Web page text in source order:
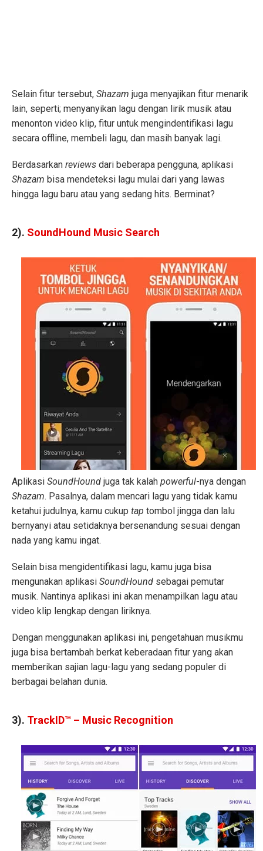
Selain fitur tersebut, Shazam juga menyajikan fitur menarik
lain, seperti; menyanyikan lagu dengan lirik musik atau
menonton video klip, fitur untuk mengindentifikasi lagu
secara offline, membeli lagu, dan masih banyak lagi.
Berdasarkan reviews dari beberapa pengguna, aplikasi
Shazam bisa mendeteksi lagu mulai dari yang lawas
hingga lagu baru atau yang sedang hits. Berminat?
2). SoundHound Music Search
Aplikasi SoundHound juga tak kalah powerful-nya dengan
Shazam. Pasalnya, dalam mencari lagu yang tidak kamu
ketahui judulnya, kamu cukup tap tombol jingga dan lalu
bernyanyi atau setidaknya bersenandung sesuai dengan
nada yang kamu ingat.
Selain bisa mengidentifikasi lagu, kamu juga bisa
mengunakan aplikasi SoundHound sebagai pemutar
musik. Nantinya aplikasi ini akan menampilkan lagu atau
video klip lengkap dengan liriknya.
Dengan menggunakan aplikasi ini, pengetahuan musikmu
juga bisa bertambah berkat keberadaan fitur yang akan
memberikan sajian lagu-lagu yang sedang populer di
berbagai belahan dunia.
3). TrackID™ – Music Recognition